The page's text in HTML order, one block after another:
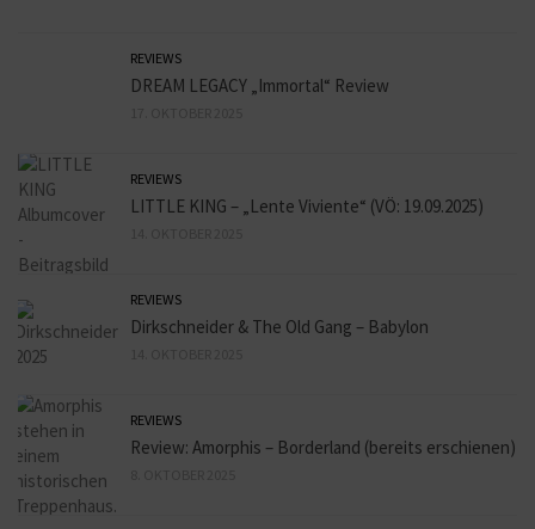
REVIEWS
DREAM LEGACY „Immortal“ Review
REVIEWS
LITTLE KING – „Lente Viviente“ (VÖ: 19.09.2025)
REVIEWS
Dirkschneider & The Old Gang – Babylon
REVIEWS
Review: Amorphis – Borderland (bereits erschienen)